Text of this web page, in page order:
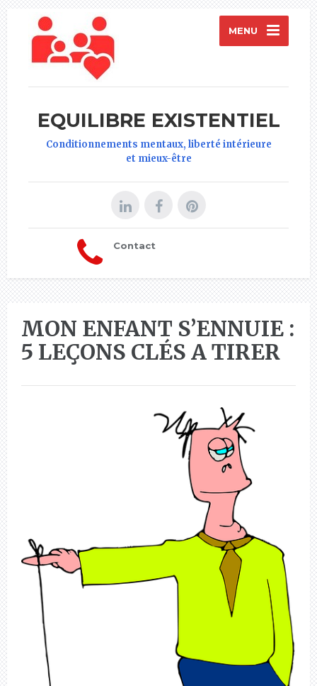
MENU
EQUILIBRE EXISTENTIEL
Conditionnements mentaux, liberté intérieure
et mieux-être
Contact
MON ENFANT S’ENNUIE :
5 LEÇONS CLÉS A TIRER